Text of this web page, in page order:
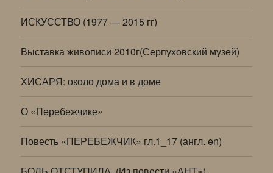
ИСКУССТВО (1977 — 2015 гг)
Выставка живописи 2010г(Серпуховский музей)
ХИСАРЯ: около дома и в доме
О «Перебежчике»
Повесть «ПЕРЕБЕЖЧИК» гл.1_17 (англ. en)